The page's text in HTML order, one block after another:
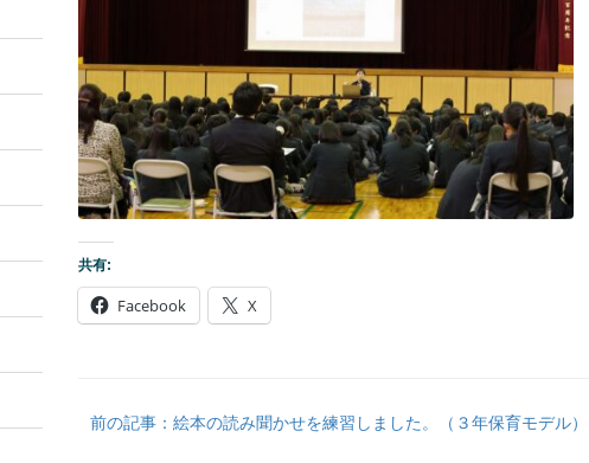
共有:
Facebook X
前の記事：絵本の読み聞かせを練習しました。（３年保育モデル）